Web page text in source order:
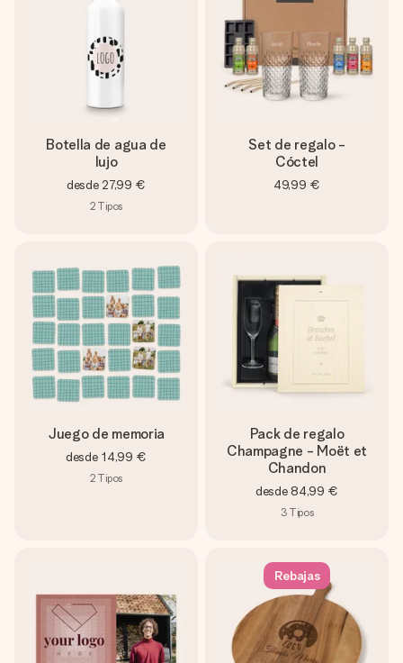
Botella de agua de
lujo
desde 27,99 €
2 Tipos
Set de regalo -
Cóctel
49,99 €
Juego de memoria
desde 14,99 €
2 Tipos
Pack de regalo
Champagne - Moët et
Chandon
desde 84,99 €
3 Tipos
Rebajas